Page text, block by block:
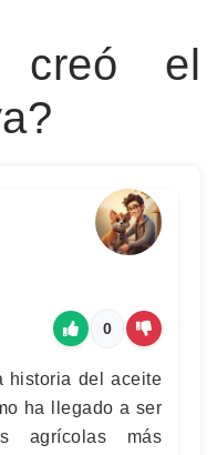
creó el
0
historia del aceite
ha llegado a ser
agrícolas más